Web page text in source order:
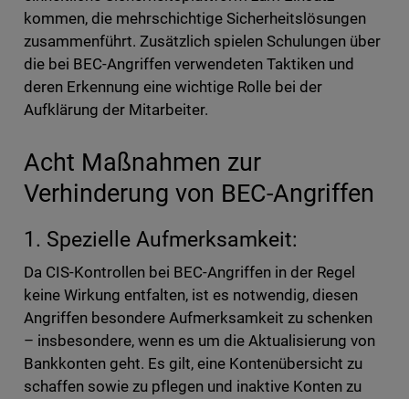
kommen, die mehrschichtige Sicherheitslösungen
zusammenführt. Zusätzlich spielen Schulungen über
die bei BEC-Angriffen verwendeten Taktiken und
deren Erkennung eine wichtige Rolle bei der
Aufklärung der Mitarbeiter.
Acht Maßnahmen zur
Verhinderung von BEC-Angriffen
1. Spezielle Aufmerksamkeit:
Da CIS-Kontrollen bei BEC-Angriffen in der Regel
keine Wirkung entfalten, ist es notwendig, diesen
Angriffen besondere Aufmerksamkeit zu schenken
– insbesondere, wenn es um die Aktualisierung von
Bankkonten geht. Es gilt, eine Kontenübersicht zu
schaffen sowie zu pflegen und inaktive Konten zu